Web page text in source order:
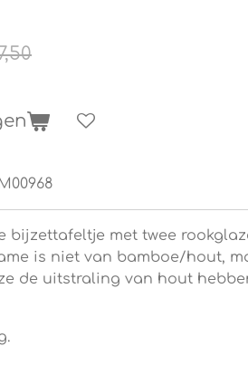
M00968
bijzettafeltje met twee
is niet van bamboe/hout,
de uitstraling van hout